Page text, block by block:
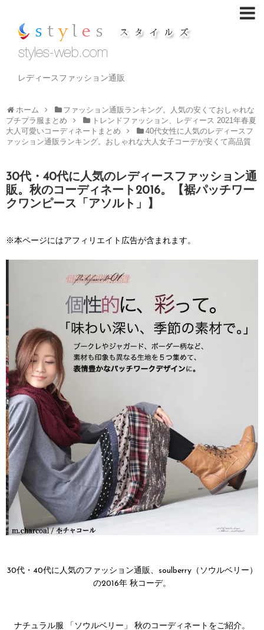
レディースファッション通販
ホーム
ファッション通販ランキング。人気の安くておしゃれな
プチプラ服まとめ
トレンドファッション、レディース 2021年春夏
大人可愛いコーディネートまとめ
40代女性に人気のレディースフ
ァッション通販ランキング。おしゃれな大人女子コーデが安くて高品質
30代・40代に人気のレディースファッション通
販。秋のコーディネート2016。【裾パッチワー
クワンピース「アソルト」】
※本ページにはアフィリエイト広告が含まれます。
30代・40代に人気のファッション通販、soulberry（ソウルベリー）
の2016年 秋コーデ。
ナチュラル服 「ソウルベリー」 秋のコーディネートをご紹介。